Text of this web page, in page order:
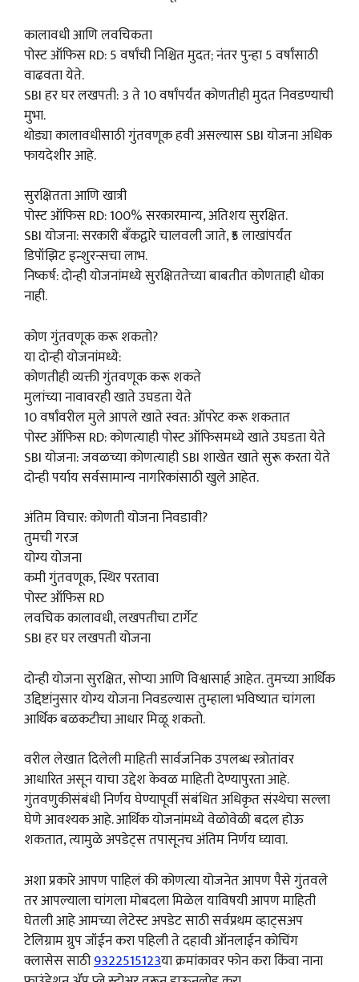
कालावधी आणि लवचिकता
पोस्ट ऑफिस RD: 5 वर्षांची निश्चित मुदत; नंतर पुन्हा 5 वर्षांसाठी
वाढवता येते.
SBI हर घर लखपती: 3 ते 10 वर्षांपर्यंत कोणतीही मुदत निवडण्याची
मुभा.
थोड्या कालावधीसाठी गुंतवणूक हवी असल्यास SBI योजना अधिक
फायदेशीर आहे.
सुरक्षितता आणि खात्री
पोस्ट ऑफिस RD: 100% सरकारमान्य, अतिशय सुरक्षित.
SBI योजना: सरकारी बँकद्वारे चालवली जाते, ₹5 लाखांपर्यंत
डिपॉझिट इन्शुरन्सचा लाभ.
निष्कर्ष: दोन्ही योजनांमध्ये सुरक्षिततेच्या बाबतीत कोणताही धोका
नाही.
कोण गुंतवणूक करू शकतो?
या दोन्ही योजनांमध्ये:
कोणतीही व्यक्ती गुंतवणूक करू शकते
मुलांच्या नावावरही खाते उघडता येते
10 वर्षांवरील मुले आपले खाते स्वत: ऑपरेट करू शकतात
पोस्ट ऑफिस RD: कोणत्याही पोस्ट ऑफिसमध्ये खाते उघडता येते
SBI योजना: जवळच्या कोणत्याही SBI शाखेत खाते सुरू करता येते
दोन्ही पर्याय सर्वसामान्य नागरिकांसाठी खुले आहेत.
अंतिम विचार: कोणती योजना निवडावी?
तुमची गरज
योग्य योजना
कमी गुंतवणूक, स्थिर परतावा
पोस्ट ऑफिस RD
लवचिक कालावधी, लखपतीचा टार्गेट
SBI हर घर लखपती योजना
दोन्ही योजना सुरक्षित, सोप्या आणि विश्वासार्ह आहेत. तुमच्या आर्थिक
उद्दिष्टांनुसार योग्य योजना निवडल्यास तुम्हाला भविष्यात चांगला
आर्थिक बळकटीचा आधार मिळू शकतो.
वरील लेखात दिलेली माहिती सार्वजनिक उपलब्ध स्त्रोतांवर
आधारित असून याचा उद्देश केवळ माहिती देण्यापुरता आहे.
गुंतवणुकीसंबंधी निर्णय घेण्यापूर्वी संबंधित अधिकृत संस्थेचा सल्ला
घेणे आवश्यक आहे. आर्थिक योजनांमध्ये वेळोवेळी बदल होऊ
शकतात, त्यामुळे अपडेट्स तपासूनच अंतिम निर्णय घ्यावा.
अशा प्रकारे आपण पाहिलं की कोणत्या योजनेत आपण पैसे गुंतवले
तर आपल्याला चांगला मोबदला मिळेल याविषयी आपण माहिती
घेतली आहे आमच्या लेटेस्ट अपडेट साठी सर्वप्रथम व्हाट्सअप
टेलिग्राम ग्रुप जॉईन करा पहिली ते दहावी ऑनलाईन कोचिंग
क्लासेस साठी9322515123या क्रमांकावर फोन करा किंवा नाना